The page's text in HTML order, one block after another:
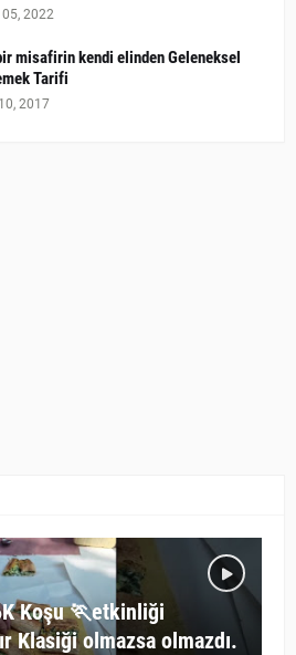
05, 2022
misafirin kendi elinden Geleneksel
Tarifi
2017
Koşu 🏃etkinliği
Klasiği olmazsa olmazdı.